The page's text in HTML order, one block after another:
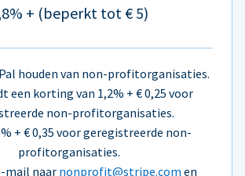
+ (beperkt tot € 5)
houden van non-profitorganisaties.
een korting van 1,2% + € 0,25 voor
non-profitorganisaties.
+ € 0,35 voor geregistreerde non-
profitorganisaties.
mail naar nonprofit@stripe.com en